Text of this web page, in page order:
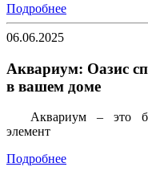
Подробнее
06.06.2025
Аквариум: Оазис
в вашем доме
Аквариум – это
элемент
Подробнее